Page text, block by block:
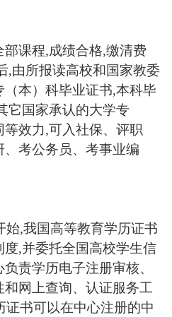
课程,成绩合格,缴清费
,由所报读高校和国家教委
本）科毕业证书,本科毕
它国家承认的大学专
等效力,可入社保、评职
考公务员、考事业编
始,我国高等教育学历证书
,并委托全国高校学生信
责学历电子注册审核、
网上查询、认证服务工
证书可以在中心注册的中